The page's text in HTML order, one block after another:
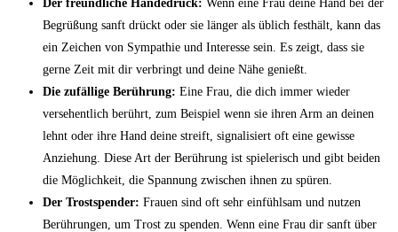
Der freundliche Händedruck: Wenn eine Frau deine Hand bei der
Begrüßung sanft drückt oder sie länger als üblich festhält, kann das
ein Zeichen von Sympathie und Interesse sein. Es zeigt, dass sie
gerne Zeit mit dir verbringt und deine Nähe genießt.
Die zufällige Berührung: Eine Frau, die dich immer wieder
versehentlich berührt, zum Beispiel wenn sie ihren Arm an deinen
lehnt oder ihre Hand deine streift, signalisiert oft eine gewisse
Anziehung. Diese Art der Berührung ist spielerisch und gibt beiden
die Möglichkeit, die Spannung zwischen ihnen zu spüren.
Der Trostspender: Frauen sind oft sehr einfühlsam und nutzen
Berührungen, um Trost zu spenden. Wenn eine Frau dir sanft über